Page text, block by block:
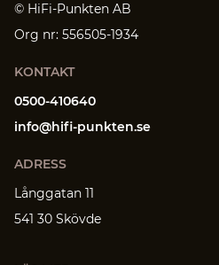
© HiFi-Punkten AB
Org nr: 556505-1934
KONTAKT
0500-410640
info@hifi-punkten.se
ADRESS
Långgatan 11
541 30 Skövde